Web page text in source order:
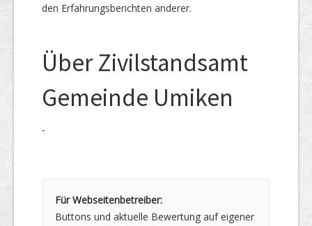
den Erfahrungsberichten anderer.
Über Zivilstandsamt
Gemeinde Umiken
-
Für Webseitenbetreiber:
Buttons und aktuelle Bewertung auf eigener